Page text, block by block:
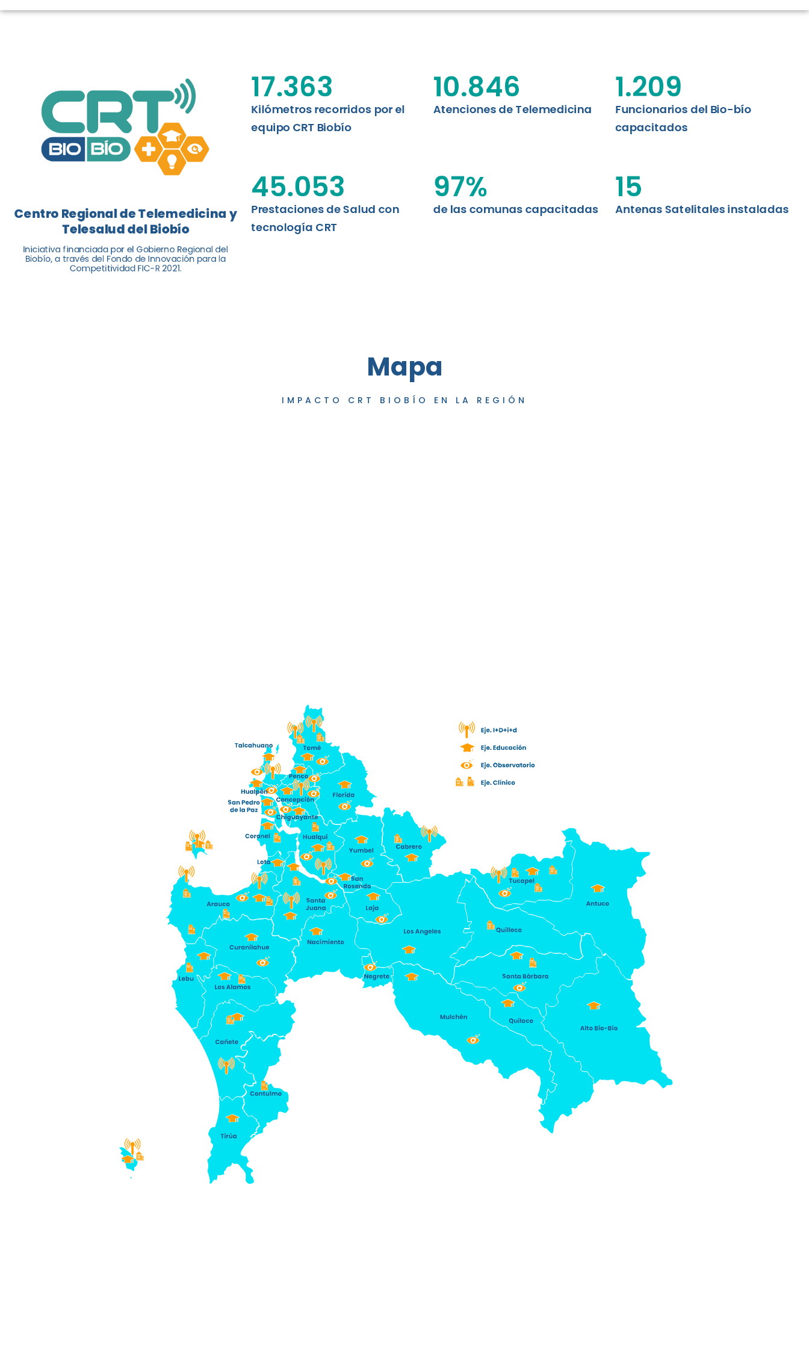
ABORDAJE CLÍNICO EN
I+D+I+E
MDPA
balance de tres años acercando la salud digital a los habitantes...
Leer más
Centro Regional de Telemedicina y
Telesalud del Biobío
Iniciativa financiada por el Gobierno Regional del
Biobío, a través del Fondo de Innovación para la
Competitividad FIC-R 2021.
Kilómetros recorridos por el
equipo CRT Biobío
17.363
Atenciones de Telemedicina
10.846
Funcionarios del Bio-bío
capacitados
1.209
Prestaciones de Salud con
tecnología CRT
45.053
de las comunas capacitadas
97%
Antenas Satelitales instaladas
15
Mapa
IMPACTO CRT BIOBÍO EN LA REGIÓN